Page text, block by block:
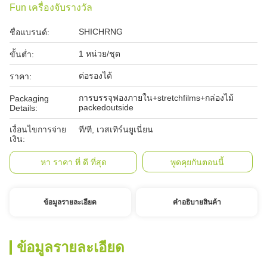
Fun เครื่องจับรางวัล
ชื่อแบรนด์: SHICHRNG
ขั้นต่ำ: 1 หน่วย/ชุด
ราคา: ต่อรองได้
Packaging
Details:
การบรรจุฟองภายใน+stretchfilms+กล่องไม้
packedoutside
เงื่อนไขการจ่าย
เงิน:
ที/ที, เวสเทิร์นยูเนี่ยน
หา ราคา ที่ ดี ที่สุด พูดคุยกันตอนนี้
ข้อมูลรายละเอียด คําอธิบายสินค้า
ข้อมูลรายละเอียด